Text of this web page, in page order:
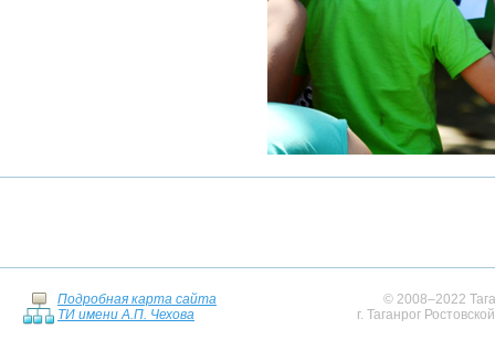
Подробная карта сайта
ТИ имени А.П. Чехова
© 2008–2022
г. Таганрог